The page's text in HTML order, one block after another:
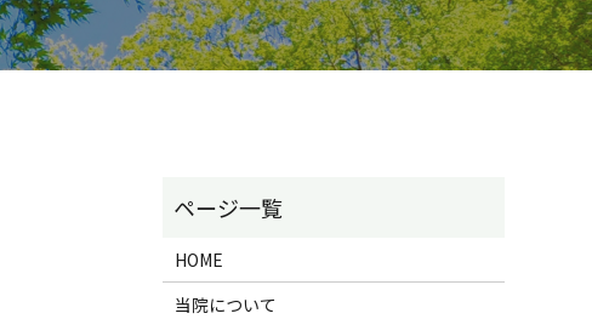
HOME
当院について